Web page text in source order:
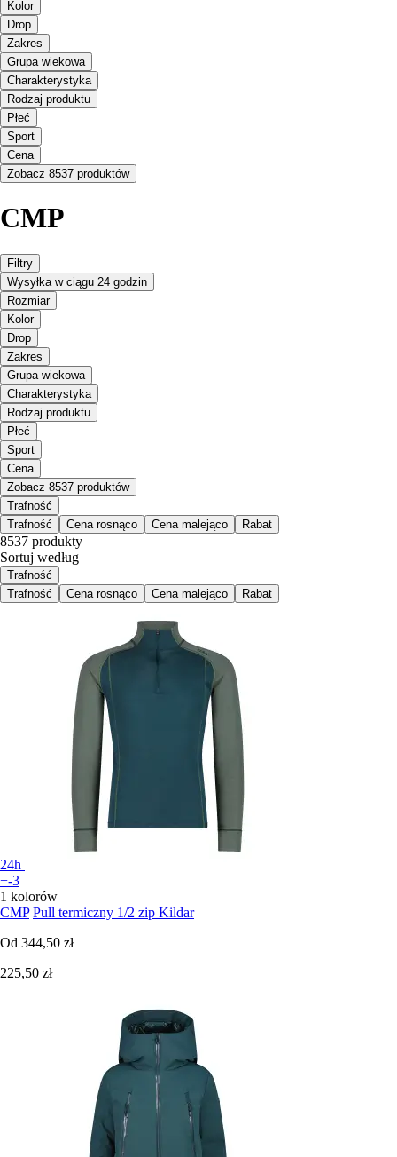
Kolor
Drop
Zakres
Grupa wiekowa
Charakterystyka
Rodzaj produktu
Płeć
Sport
Cena
Zobacz 8537 produktów
CMP
Filtry
Wysyłka w ciągu 24 godzin
Rozmiar
Kolor
Drop
Zakres
Grupa wiekowa
Charakterystyka
Rodzaj produktu
Płeć
Sport
Cena
Zobacz 8537 produktów
Trafność
Trafność
Cena rosnąco Cena malejąco Rabat
8537 produkty
Sortuj według
Trafność
Trafność
Cena rosnąco Cena malejąco Rabat
24h
+-3
1 kolorów
CMP Pull termiczny 1/2 zip Kildar
Od 344,50 zł
225,50 zł